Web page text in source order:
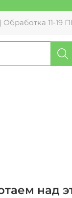
Обработка 11-
над